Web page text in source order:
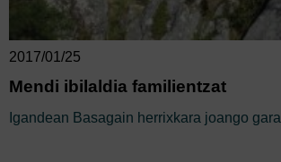
2017/01/25
Mendi ibilaldia familientzat
Igandean Basagain herrixkara joango gara